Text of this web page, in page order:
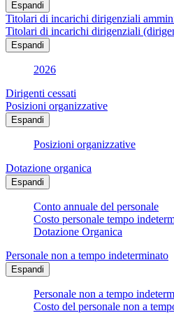
Espandi
Titolari di incarichi dirigenziali
Titolari di incarichi dirigenziali
Espandi
2026
Dirigenti cessati
Posizioni organizzative
Espandi
Posizioni organizzative
Dotazione organica
Espandi
Conto annuale del personale
Costo personale tempo
Dotazione Organica
Personale non a tempo indeterminato
Espandi
Personale non a tempo
Costo del personale non a